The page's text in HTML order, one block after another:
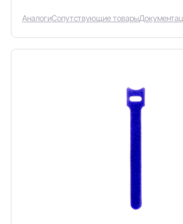
АналогиСопутствующие товары